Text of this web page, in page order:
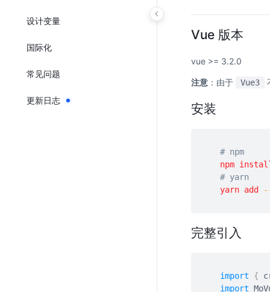
设计变量
国际化
常见问题
更新日志
Vue 版本
vue >= 3.2.0
注意 ：由于 Vue3
安装
# npm
npm
# yarn
yarn add
完整引入
import {
import